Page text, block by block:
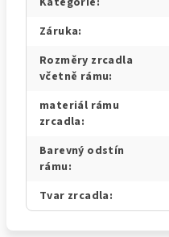
Záruka:
Rozměry zrcadla
včetně rámu:
materiál rámu
zrcadla:
Barevný odstín
rámu:
Tvar zrcadla: